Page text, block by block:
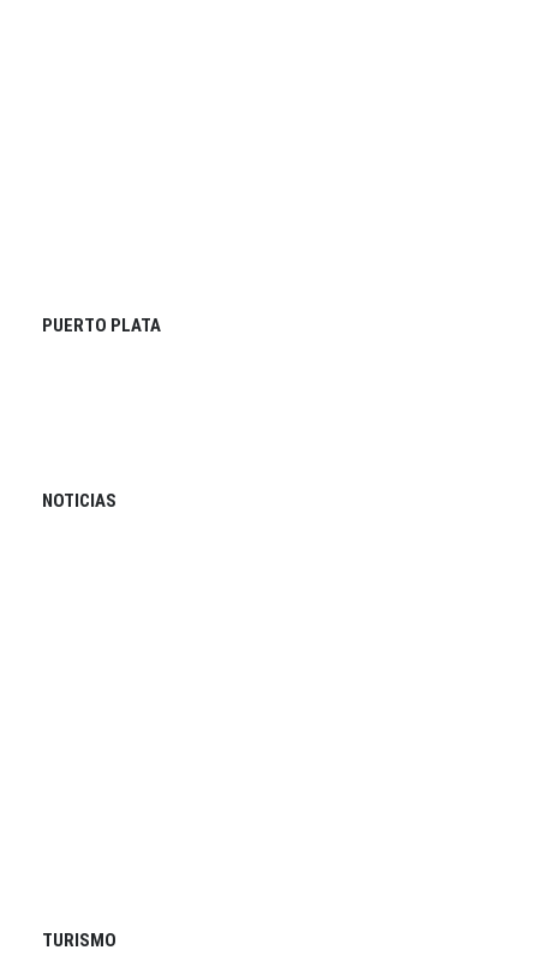
PUERTO PLATA
NOTICIAS
TURISMO